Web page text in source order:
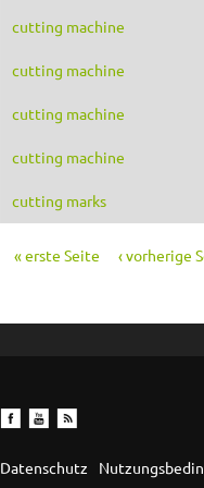
cutting machine
cutting machine
cutting machine
cutting machine
cutting marks
« erste Seite ‹ vorherige
Datenschutz